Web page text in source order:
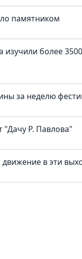
памятником
изучили более
за неделю
"Дачу Р. Павлова"
движение в эти